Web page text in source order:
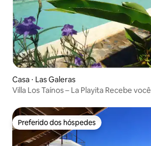
Casa ⋅ Las Galeras
Villa Los Taínos – La Playita Recebe você
Preferido dos hóspedes
Preferido dos hóspedes